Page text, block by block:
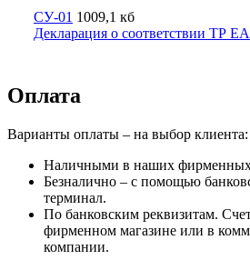
СУ-01 1009,1 кб
Декларация о соответствии ТР
Оплата
Варианты оплаты – на выбор клиента:
Наличными в наших фирменных
Безналично – с помощью
терминал.
По банковским реквизитам.
фирменном магазине или в
компании.